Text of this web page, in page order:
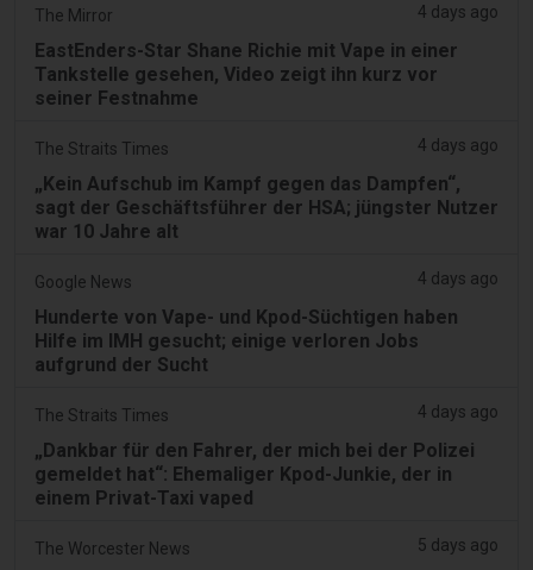
The Mirror 4 days ago
EastEnders-Star Shane Richie mit Vape in einer
Tankstelle gesehen, Video zeigt ihn kurz vor
seiner Festnahme
The Straits Times 4 days ago
„Kein Aufschub im Kampf gegen das Dampfen“,
sagt der Geschäftsführer der HSA; jüngster Nutzer
war 10 Jahre alt
Google News 4 days ago
Hunderte von Vape- und Kpod-Süchtigen haben
Hilfe im IMH gesucht; einige verloren Jobs
aufgrund der Sucht
The Straits Times 4 days ago
„Dankbar für den Fahrer, der mich bei der Polizei
gemeldet hat“: Ehemaliger Kpod-Junkie, der in
einem Privat-Taxi vaped
The Worcester News 5 days ago